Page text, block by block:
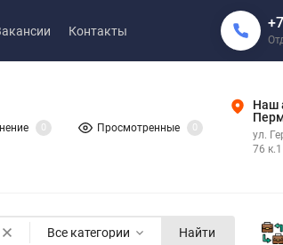
Контакты
0 Просмотренные 0
Наш
ул.
76 к.1
Все категории Найти